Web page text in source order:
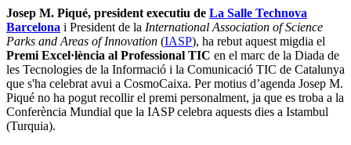
Josep M. Piqué, president executiu de La Salle Technova
Barcelona i President de la International Association of Science
Parks and Areas of Innovation (IASP), ha rebut aquest migdia el
Premi Excel·lència al Professional TIC en el marc de la Diada de
les Tecnologies de la Informació i la Comunicació TIC de Catalunya
que s'ha celebrat avui a CosmoCaixa. Per motius d’agenda Josep M.
Piqué no ha pogut recollir el premi personalment, ja que es troba a la
Conferència Mundial que la IASP celebra aquests dies a Istambul
(Turquia).